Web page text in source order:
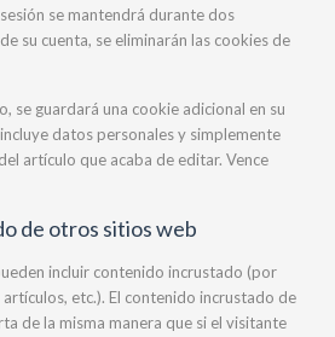
se mantendrá durante dos
su cuenta, se eliminarán las cookies de
se guardará una cookie adicional en su
datos personales y simplemente
artículo que acaba de editar. Vence
de otros sitios web
incluir contenido incrustado (por
etc.). El contenido incrustado de
de la misma manera que si el visitante